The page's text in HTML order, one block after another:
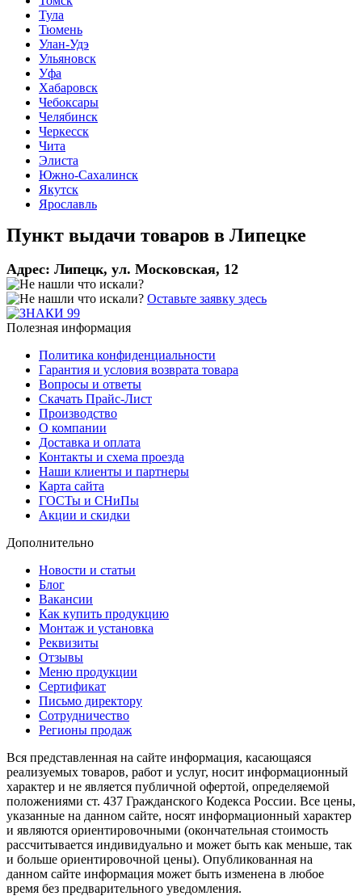
Тула
Тюмень
Улан-Удэ
Ульяновск
Уфа
Хабаровск
Чебоксары
Челябинск
Черкесск
Чита
Элиста
Южно-Сахалинск
Якутск
Ярославль
Пункт выдачи товаров в Липецке
Адрес: Липецк, ул. Московская, 12
Оставьте заявку здесь
Полезная информация
Политика конфиденциальности
Гарантия и условия возврата товара
Вопросы и ответы
Скачать Прайс-Лист
Производство
О компании
Доставка и оплата
Контакты и схема проезда
Наши клиенты и партнеры
Карта сайта
ГОСТы и СНиПы
Акции и скидки
Дополнительно
Новости и статьи
Блог
Вакансии
Как купить продукцию
Монтаж и установка
Реквизиты
Отзывы
Меню продукции
Сертификат
Письмо директору
Сотрудничество
Регионы продаж
Вся представленная на сайте информация, касающаяся
реализуемых товаров, работ и услуг, носит информационный
характер и не является публичной офертой, определяемой
положениями ст. 437 Гражданского Кодекса России. Все цены,
указанные на данном сайте, носят информационный характер
и являются ориентировочными (окончательная стоимость
рассчитывается индивидуально и может быть как меньше, так
и больше ориентировочной цены). Опубликованная на
данном сайте информация может быть изменена в любое
время без предварительного уведомления.